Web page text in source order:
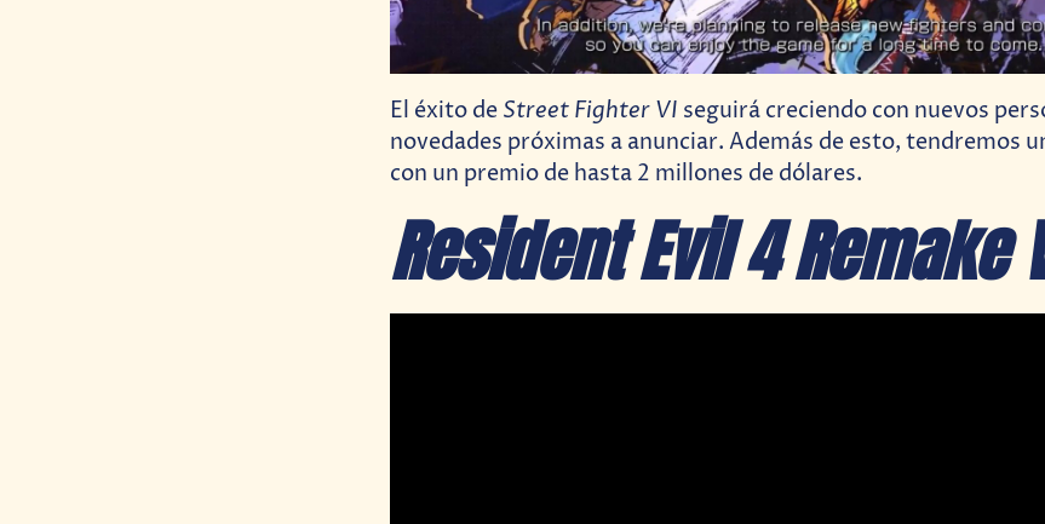
El éxito de Street Fighter VI seguirá creciendo con nuevos
novedades próximas a anunciar. Además de esto, tendremos
con un premio de hasta 2 millones de dólares.
Resident Evil 4 Remake